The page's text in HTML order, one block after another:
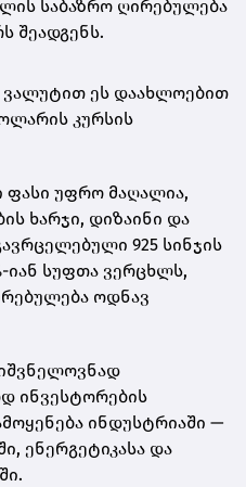
საბაზრო ღირებულება
შეადგენს.
ეს დაახლოებით
კურსის
ფასი უფრო მაღალია,
ხარჯი, დიზაინი და
925 სინჯის
იან სუფთა ვერცხლს,
ოდნავ
ინვესტორების
ინდუსტრიაში —
ენერგეტიკასა და